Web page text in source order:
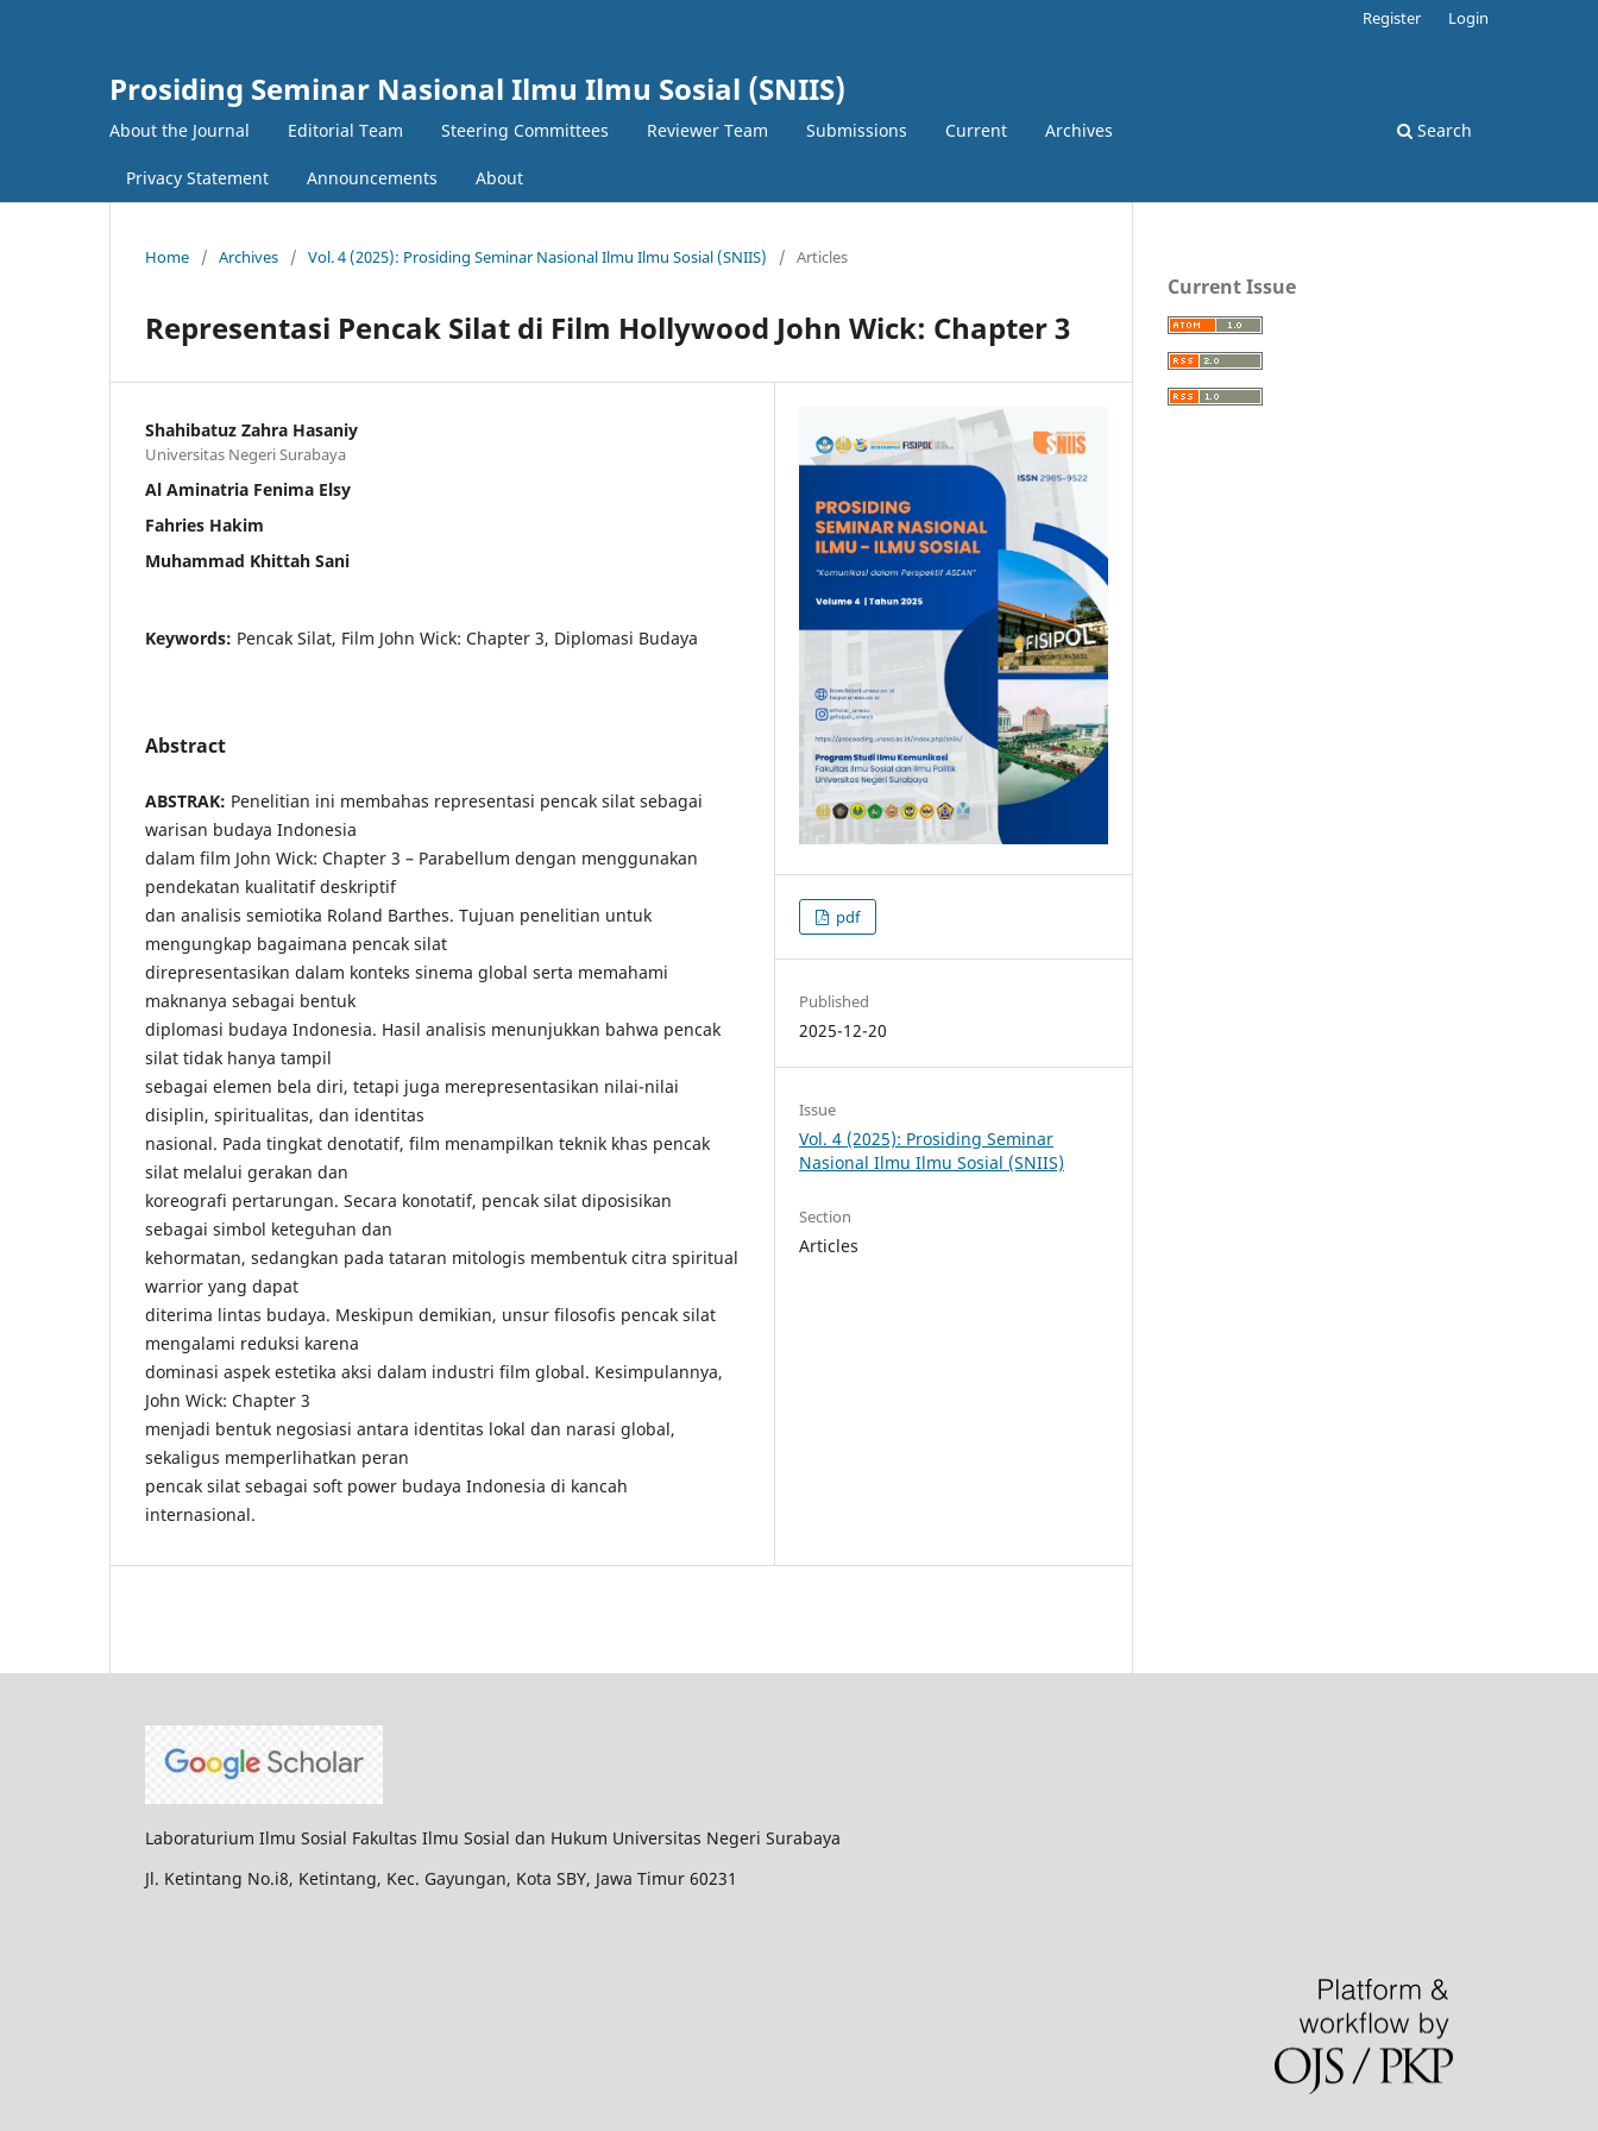
Prosiding Seminar Nasional Ilmu Ilmu Sosial (SNIIS)
About the Journal Editorial Team Steering Committees Reviewer Team Submissions Current Archives
Privacy Statement Announcements About
Search
Register Login
Home / Archives / Vol. 4 (2025): Prosiding Seminar Nasional Ilmu Ilmu Sosial (SNIIS) / Articles
Representasi Pencak Silat di Film Hollywood John Wick: Chapter 3
Shahibatuz Zahra Hasaniy
Universitas Negeri Surabaya
Al Aminatria Fenima Elsy
Fahries Hakim
Muhammad Khittah Sani
Keywords: Pencak Silat, Film John Wick: Chapter 3, Diplomasi Budaya
Abstract
ABSTRAK: Penelitian ini membahas representasi pencak silat sebagai
warisan budaya Indonesia
dalam film John Wick: Chapter 3 – Parabellum dengan menggunakan
pendekatan kualitatif deskriptif
dan analisis semiotika Roland Barthes. Tujuan penelitian untuk
mengungkap bagaimana pencak silat
direpresentasikan dalam konteks sinema global serta memahami
maknanya sebagai bentuk
diplomasi budaya Indonesia. Hasil analisis menunjukkan bahwa pencak
silat tidak hanya tampil
sebagai elemen bela diri, tetapi juga merepresentasikan nilai-nilai
disiplin, spiritualitas, dan identitas
nasional. Pada tingkat denotatif, film menampilkan teknik khas pencak
silat melalui gerakan dan
koreografi pertarungan. Secara konotatif, pencak silat diposisikan
sebagai simbol keteguhan dan
kehormatan, sedangkan pada tataran mitologis membentuk citra spiritual
warrior yang dapat
diterima lintas budaya. Meskipun demikian, unsur filosofis pencak silat
mengalami reduksi karena
dominasi aspek estetika aksi dalam industri film global. Kesimpulannya,
John Wick: Chapter 3
menjadi bentuk negosiasi antara identitas lokal dan narasi global,
sekaligus memperlihatkan peran
pencak silat sebagai soft power budaya Indonesia di kancah
internasional.
pdf
Published
2025-12-20
Issue
Vol. 4 (2025): Prosiding Seminar
Nasional Ilmu Ilmu Sosial (SNIIS)
Section
Articles
Current Issue
Laboraturium Ilmu Sosial Fakultas Ilmu Sosial dan Hukum Universitas Negeri Surabaya
Jl. Ketintang No.i8, Ketintang, Kec. Gayungan, Kota SBY, Jawa Timur 60231